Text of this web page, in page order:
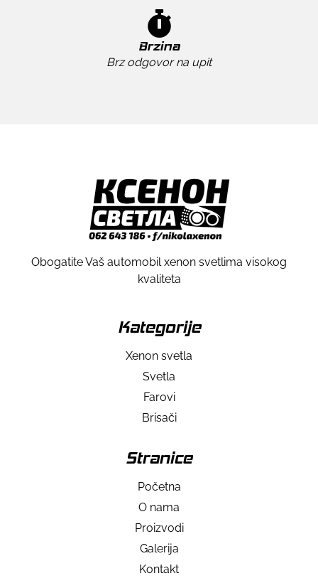
Brzina
Brz odgovor na upit
Obogatite Vaš automobil xenon svetlima visokog
kvaliteta
Kategorije
Xenon svetla
Svetla
Farovi
Brisači
Stranice
Početna
O nama
Proizvodi
Galerija
Kontakt